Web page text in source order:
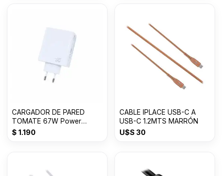
CARGADOR DE PARED
TOMATE 67W Power
adapter Suit USB T-CH016
$ 1.190
CABLE IPLACE USB-C A
USB-C 1.2MTS MARRÓN
U$S 30